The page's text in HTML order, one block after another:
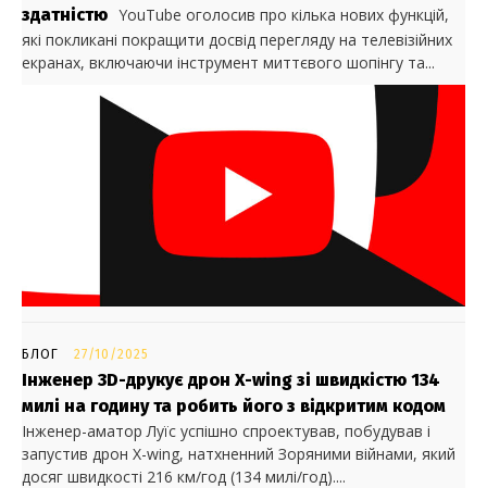
здатністю YouTube оголосив про кілька нових функцій,
які покликані покращити досвід перегляду на телевізійних
екранах, включаючи інструмент миттєвого шопінгу та...
БЛОГ 27/10/2025
Інженер 3D-друкує дрон X-wing зі швидкістю 134
милі на годину та робить його з відкритим кодом
Інженер-аматор Луїс успішно спроектував, побудував і
запустив дрон X-wing, натхненний Зоряними війнами, який
досяг швидкості 216 км/год (134 милі/год)....